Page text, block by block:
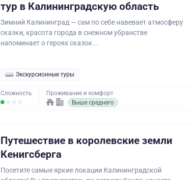
тур в Калининградскую область
Зимний Калининград — сам по себе навевает атмосферу
сказки, красота города в снежном убранстве
напоминает о героях сказок...
Экскурсионные туры
Сложность
Проживание и комфорт
Выше среднего
Путешествие в королевские земли
Кенигсберга
Посетите самые яркие локации Калининградской